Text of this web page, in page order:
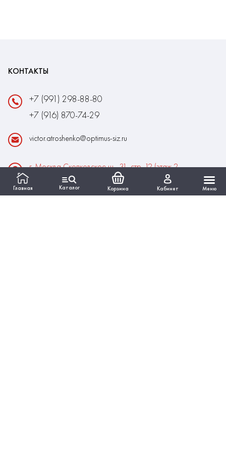
Главная Каталог Корзина Кабинет Меню
КОНТАКТЫ
+7 (991) 298-88-80
+7 (916) 870-74-29
victor.atroshenko@optimus-siz.ru
г. Москва Сколковское ш., 31, стр. 12 (этаж 2,
помещение 22)
Время работы: